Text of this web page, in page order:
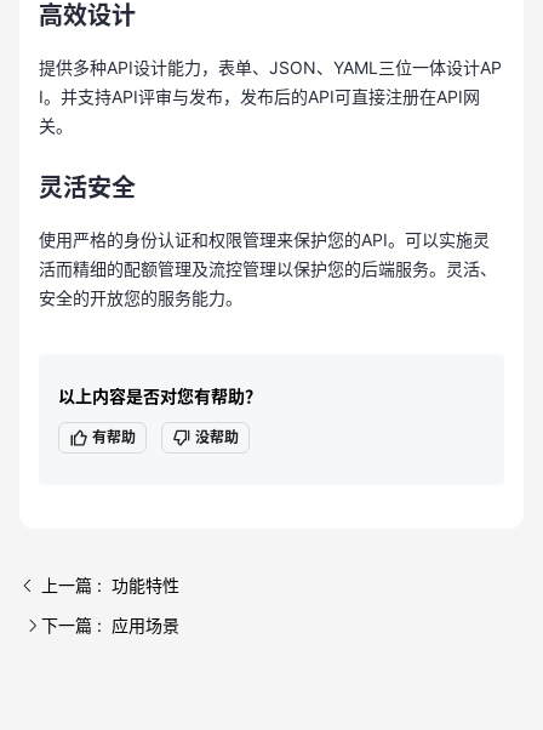
高效设计
提供多种API设计能力，表单、JSON、YAML三位一体设计AP
I。并支持API评审与发布，发布后的API可直接注册在API网
关。
灵活安全
使用严格的身份认证和权限管理来保护您的API。可以实施灵
活而精细的配额管理及流控管理以保护您的后端服务。灵活、
安全的开放您的服务能力。
以上内容是否对您有帮助？
有帮助 没帮助
上一篇 : 功能特性
下一篇 : 应用场景